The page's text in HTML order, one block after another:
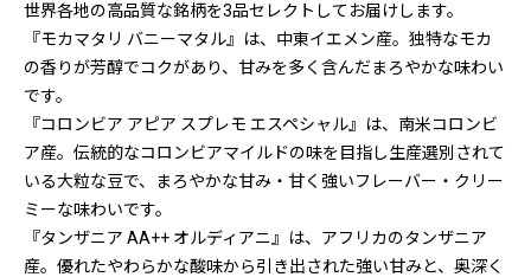
世界各地の高品質な銘柄を3品セレクトしてお届けします。
『モカマタリ バニーマタル』は、中東イエメン産。独特なモカ
の香りが芳醇でコクがあり、甘みを多く含んだまろやかな味わい
です。
『コロンビア アピア スプレモ エスペシャル』は、南米コロンビ
ア産。伝統的なコロンビアマイルドの味を目指し生産選別されて
いる大粒な豆で、まろやかな甘み・甘く強いフレーバー・クリー
ミーな味わいです。
『タンザニア AA++ オルディアニ』は、アフリカのタンザニア
産。優れたやわらかな酸味から引き出された強い甘みと、奥深く